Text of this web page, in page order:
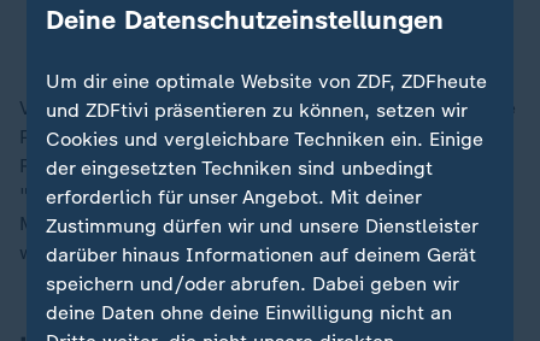
Viele Menschen, die in Iran den Namen Pahlavis in ihre
Protestrufe einbringen, täten das, "weil sie damit das
Regime maximal verärgern", nicht etwa aus Hoffnung,
"dass Reza Pahlavi die Erlöserfigur ist". Weil es im
Machtapparat selbst keine Alternativen gebe,
wendeten sich manche Menschen nun dieser Figur zu.
... der Rolle der USA
Deine Datenschutzeinstellungen
Um dir eine optimale Website von ZDF, ZDFheute
und ZDFtivi präsentieren zu können, setzen wir
Cookies und vergleichbare Techniken ein. Einige
der eingesetzten Techniken sind unbedingt
erforderlich für unser Angebot. Mit deiner
Zustimmung dürfen wir und unsere Dienstleister
darüber hinaus Informationen auf deinem Gerät
speichern und/oder abrufen. Dabei geben wir
deine Daten ohne deine Einwilligung nicht an